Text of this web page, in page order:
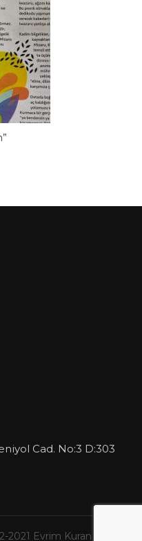
Cad. No:3 D:303
2021 Evrim Kuran